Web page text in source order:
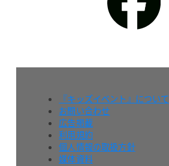
『キッズイベント』について
お問い合わせ
広告掲載
利用規約
個人情報の取扱方針
媒体資料